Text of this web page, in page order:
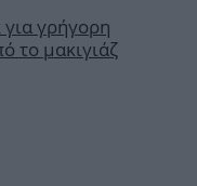
γρήγορη
το μακιγιάζ